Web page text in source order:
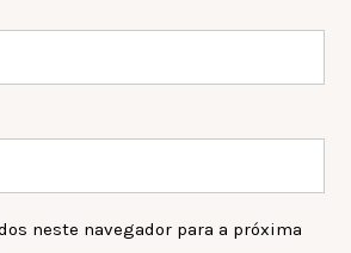
neste navegador para a próxima